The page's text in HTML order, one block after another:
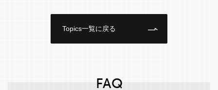
Topics一覧に戻る
FAQ